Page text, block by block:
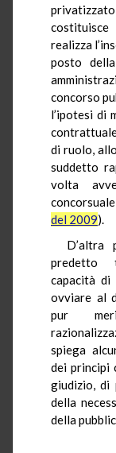
costituisce
realizza
posto
concorso
l’ipotesi di
di ruolo,
suddetto
volta
del 2009).
D’altra
predetto
capacità di
ovviare al
pur
spiega
dei principi
giudizio, di
della
della